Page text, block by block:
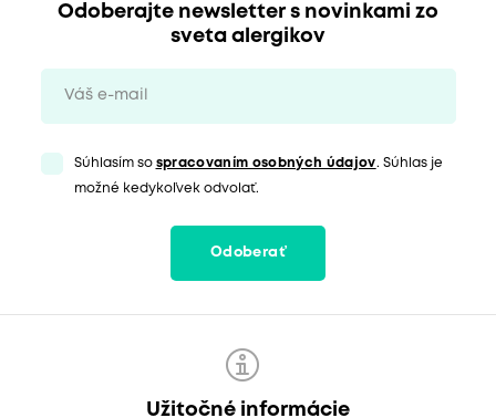
Odoberajte newsletter s novinkami zo
sveta alergikov
Súhlasím so spracovaním osobných údajov. Súhlas je
možné kedykoľvek odvolať.
Odoberať
Užitočné informácie